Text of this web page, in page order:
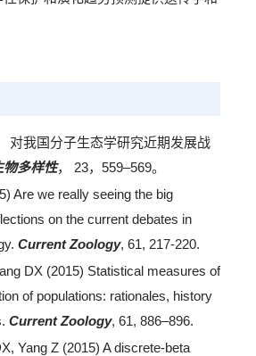
对我国分子生态学研究近期发展战
物多样性， 23，559–569。
Are we really seeing the big
on the current debates in
Current Zoology, 61, 217-220.
DX (2015) Statistical measures of
of populations: rationales, history
Current Zoology, 61, 886–896.
Yang Z (2015) A discrete-beta